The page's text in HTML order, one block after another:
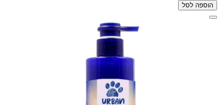
הוספה לסל